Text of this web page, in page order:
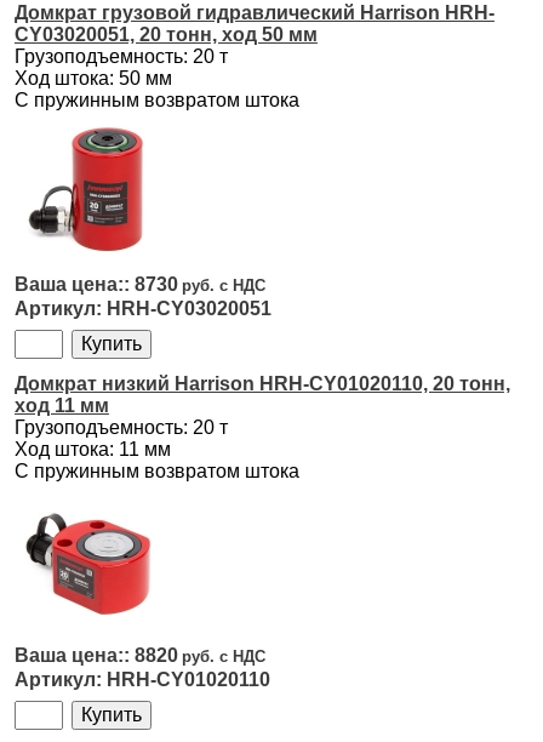
Домкрат грузовой гидравлический Harrison HRH-
CY03020051, 20 тонн, ход 50 мм
Грузоподъемность: 20 т
Ход штока: 50 мм
С пружинным возвратом штока
8730
HRH-CY03020051
Домкрат низкий Harrison HRH-CY01020110, 20 тонн,
ход 11 мм
Грузоподъемность: 20 т
Ход штока: 11 мм
С пружинным возвратом штока
8820
HRH-CY01020110